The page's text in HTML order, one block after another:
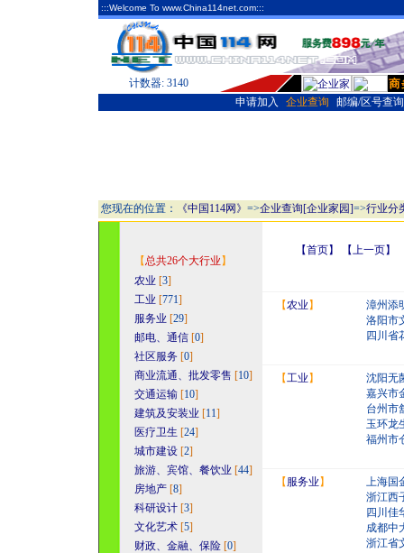
:::Welcome To www.China114net.com:::
计数器: 3140
申请加入 企业查询 邮编/区号查询
您现在的位置： 《中国114网》 =>企业查询[企业家园]=>行业分
【总共26个大行业 】
农业 [3]
工业 [771]
服务业 [29]
邮电、通信 [0]
社区服务 [0]
商业流通、批发零售 [10]
交通运输 [10]
建筑及安装业 [11]
医疗卫生 [24]
城市建设 [2]
旅游、宾馆、餐饮业 [44]
房地产 [8]
科研设计 [3]
文化艺术 [5]
财政、金融、保险 [0]
【首页】 【上一页】
【农业 】
漳州添
洛阳市
四川省
【工业 】
沈阳无
嘉兴市
台州市
玉环龙
福州市
【 服务业 】
上海国
浙江西
四川佳
成都中
浙江省